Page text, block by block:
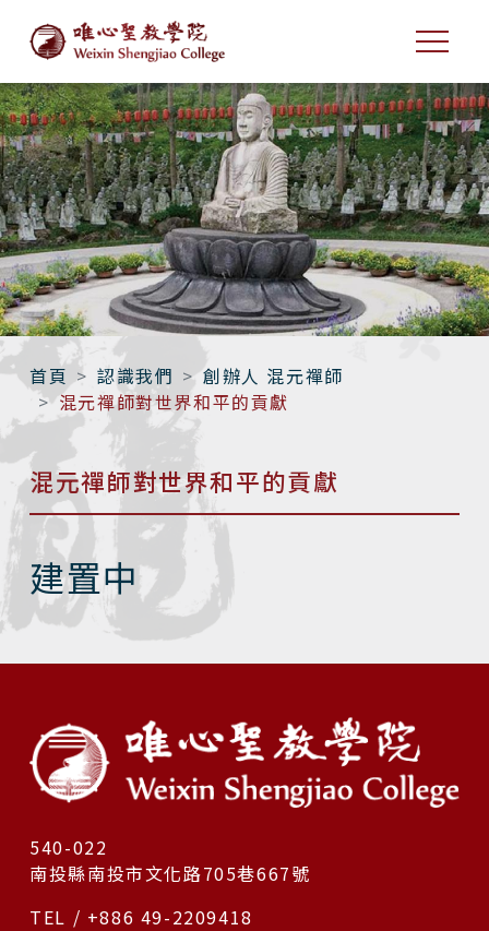
首頁 認識我們
創辦人 混元禪師
混元禪師對世界和平的貢獻
混元禪師對世界和平的貢獻
建置中
540-022
南投縣南投市文化路705巷667號
TEL / +886 49-2209418